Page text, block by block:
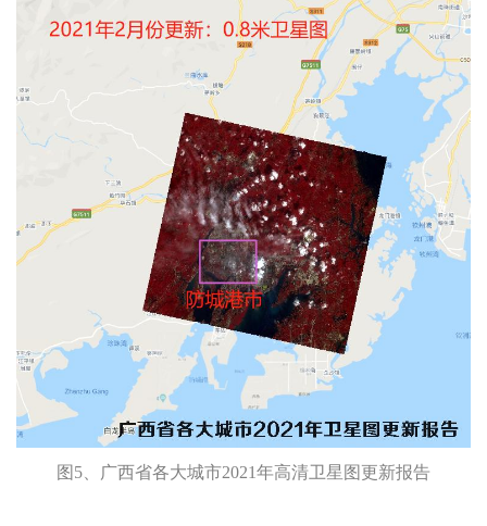
图5、广西省各大城市2021年高清卫星图更新报告